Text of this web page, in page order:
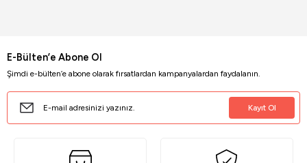
%13 İNDİRİM
2.359,00 TL
E-Bülten’e Abone Ol
Şimdi e-bülten’e abone olarak fırsatlardan kampanyalardan faydalanın.
Kayıt Ol